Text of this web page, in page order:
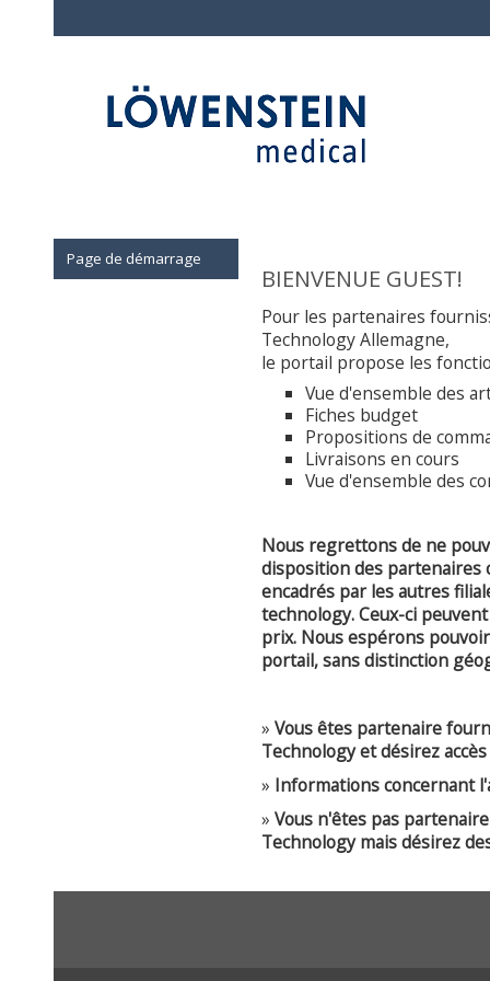
Page de démarrage
BIENVENUE GUEST!
Pour les partenaires
Technology Allemagne,
le portail propose les
Vue d'ensemble des
Fiches budget
Propositions de
Livraisons en cours
Vue d'ensemble des
Nous regrettons de ne
disposition des partenaires
encadrés par les autres
technology. Ceux-ci
prix. Nous espérons
portail, sans distinction
» Vous êtes partenaire
Technology et désirez
» Informations concernant
» Vous n'êtes pas
Technology mais désirez